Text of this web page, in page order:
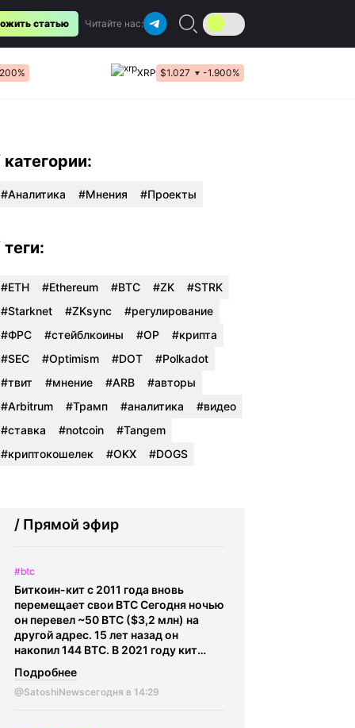
статью Читайте нас:
XRP $1.027 -1.900%
категории:
Аналитика Мнения Проекты
теги:
#ETH #Ethereum #BTC #ZK
#STRK
#Starknet
#ZKsync
#регулирование
#ФРС
#стейблкоины #OP
#крипта
#SEC
#Optimism #DOT
#Polkadot
#твит
#мнение #ARB
#авторы
#Arbitrum
#Трамп #аналитика
#видео
#ставка
#notcoin
#Tangem
#криптокошелек
#OKX #DOGS
/ Прямой эфир
#btc
Биткоин-кит с 2011 года вновь
перемещает свои BTC Сегодня ночью
он перевел ~50 BTC ($3,2 млн) на
другой адрес. 15 лет назад он
накопил 144 BTC. В 2021 году кит
переместил 11 BTC при цене Биткоина
~$39 000. Затем он перевел почти 13
BTC осенью 2025 года, когда Биткоин
Подробнее
@SatoshiNewsсегодня в 14:29